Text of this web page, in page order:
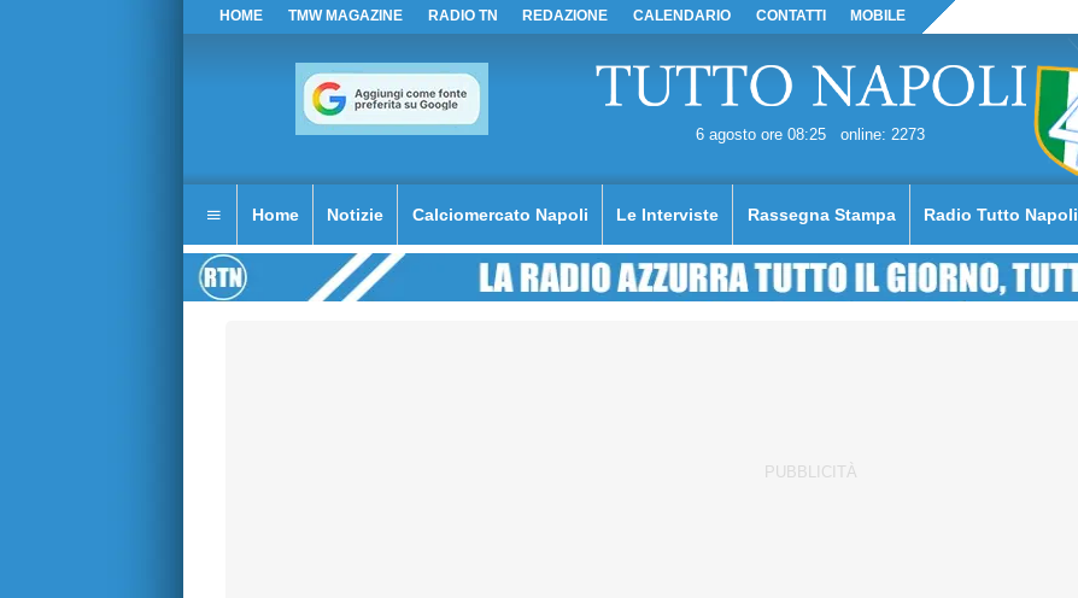
HOME TMW MAGAZINE RADIO TN REDAZIONE CALENDARIO CONTATTI MOBILE
6 agosto ore 08:25 online: 2273
Home Notizie Calciomercato Napoli Le Interviste Rassegna Stampa Radio Tutto Napoli